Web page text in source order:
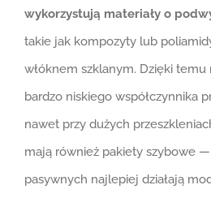
wykorzystują materiały o
takie jak kompozyty lub
włóknem szklanym. Dzięki
bardzo niskiego współczynnika
nawet przy dużych
mają również pakiety szybowe
pasywnych najlepiej działają